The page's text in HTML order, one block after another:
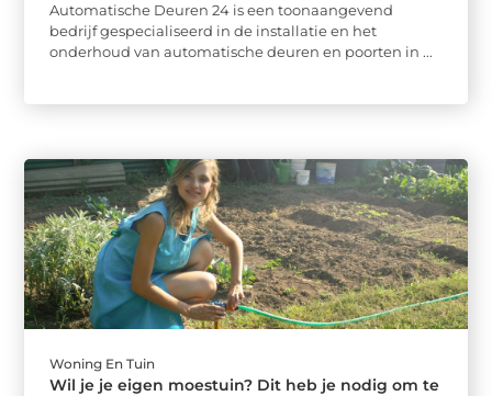
Automatische Deuren 24 is een toonaangevend
bedrijf gespecialiseerd in de installatie en het
onderhoud van automatische deuren en poorten in ...
Woning En Tuin
Wil je je eigen moestuin? Dit heb je nodig om te